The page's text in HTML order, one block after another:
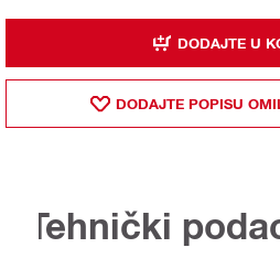
DODAJTE U
DODAJTE POPISU
Tehnički